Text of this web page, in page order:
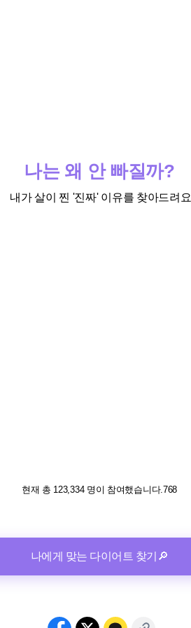
나는 왜 안 빠질까?
내가 살이 찐 '진짜' 이유를 찾아드려요
현재 총 123,334 명이 참여했습니다.768
나에게 맞는 다이어트 찾기🔎